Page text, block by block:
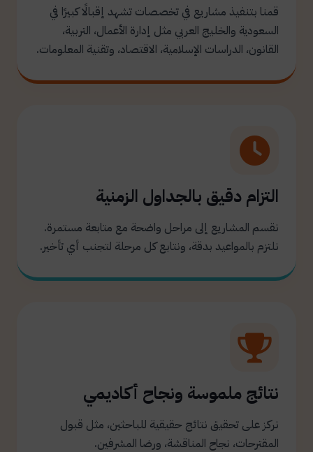
قمنا بتنفيذ مشاريع في تخصصات تشهد إقبالًا كبيرًا في
السعودية والخليج العربي مثل إدارة الأعمال، التربية،
القانون، الدراسات الإسلامية، الاقتصاد، وتقنية المعلومات.
التزام دقيق بالجداول الزمنية
نقسم المشاريع إلى مراحل واضحة مع متابعة مستمرة.
نلتزم بالمواعيد بدقة، ونتابع كل مرحلة لتجنب أي تأخير.
نتائج ملموسة ونجاح أكاديمي
نركز على تحقيق نتائج حقيقية للباحثين، مثل قبول
المقترحات، نجاح المناقشة، ورضا المشرفين.